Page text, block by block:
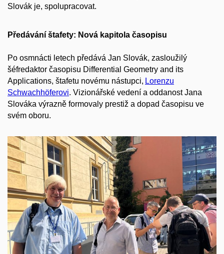
Slovák je, spolupracovat.
Předávání štafety: Nová kapitola časopisu
Po osmnácti letech předává Jan Slovák, zasloužilý
šéfredaktor časopisu Differential Geometry and its
Applications, štafetu novému nástupci, Lorenzu
Schwachhöferovi. Vizionářské vedení a oddanost Jana
Slováka výrazně formovaly prestiž a dopad časopisu ve
svém oboru.